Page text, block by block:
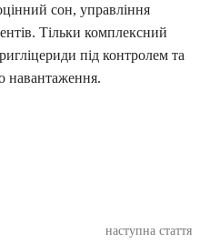
сон, управління
Тільки комплексний
під контролем та
навантаження.
наступна стаття